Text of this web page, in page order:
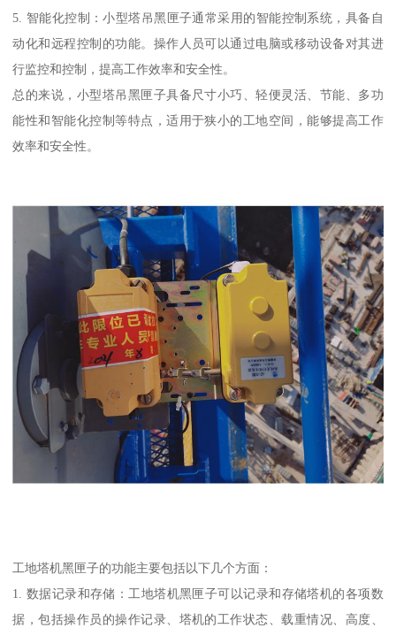
5. 智能化控制：小型塔吊黑匣子通常采用的智能控制系统，具备自
动化和远程控制的功能。操作人员可以通过电脑或移动设备对其进
行监控和控制，提高工作效率和安全性。
总的来说，小型塔吊黑匣子具备尺寸小巧、轻便灵活、节能、多功
能性和智能化控制等特点，适用于狭小的工地空间，能够提高工作
效率和安全性。
工地塔机黑匣子的功能主要包括以下几个方面：
1. 数据记录和存储：工地塔机黑匣子可以记录和存储塔机的各项数
据，包括操作员的操作记录、塔机的工作状态、载重情况、高度、